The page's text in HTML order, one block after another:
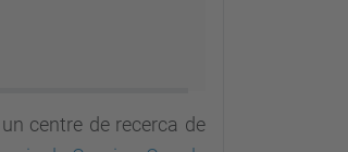
centre de recerca de